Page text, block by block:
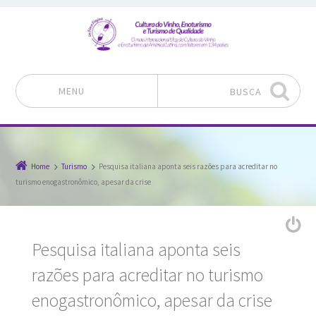
MENU BUSCA
Home Turismo
Pesquisa italiana aponta seis razões para acreditar no
turismo enogastronômico, apesar da crise
Pesquisa italiana aponta seis
razões para acreditar no turismo
enogastronômico, apesar da crise